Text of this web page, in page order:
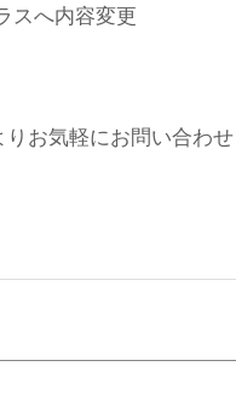
スへ内容変更
お気軽にお問い合わせ